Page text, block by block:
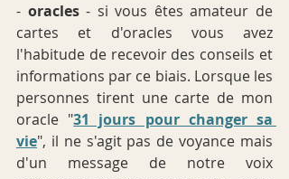
- oracles - si vous êtes amateur de
cartes et d'oracles vous avez
l'habitude de recevoir des conseils et
informations par ce biais. Lorsque les
personnes tirent une carte de mon
oracle "31 jours pour changer sa
vie", il ne s'agit pas de voyance mais
d'un message de notre voix